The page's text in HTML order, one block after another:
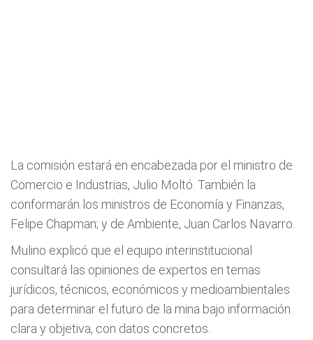
La comisión estará en encabezada por el ministro de
Comercio e Industrias, Julio Moltó. También la
conformarán los ministros de Economía y Finanzas,
Felipe Chapman; y de Ambiente, Juan Carlos Navarro.
Mulino explicó que el equipo interinstitucional
consultará las opiniones de expertos en temas
jurídicos, técnicos, económicos y medioambientales
para determinar el futuro de la mina bajo información
clara y objetiva, con datos concretos.